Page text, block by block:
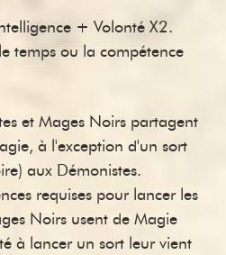
+ Volonté X2.
temps ou la compétence
et Mages Noirs partagent
à l'exception d'un sort
aux Démonistes.
requises pour lancer les
Noirs usent de Magie
à lancer un sort leur vient